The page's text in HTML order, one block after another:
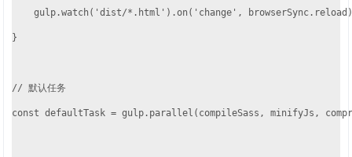
gulp.watch('dist/*.html').on('change',
}
// 默认任务
const defaultTask = gulp.parallel(compileSass, minifyJs,